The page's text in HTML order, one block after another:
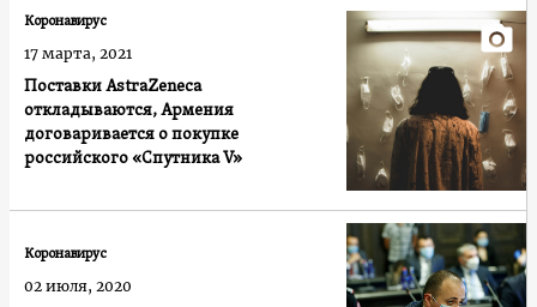
Поставки AstraZeneca
откладываются, Армения
договаривается о покупке
российского «Спутника V»
Коронавирус
17 марта, 2021
Коронавирус
02 июля, 2020